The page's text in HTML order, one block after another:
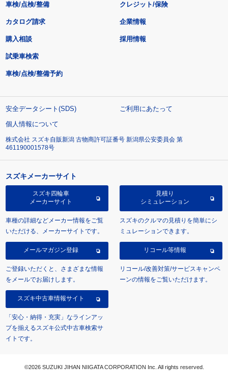
車検/点検/整備 クレジット/保険
カタログ請求
購入相談
試乗車検索
車検/点検/整備予約
企業情報
採用情報
安全データシート(SDS)
ご利用にあたって
個人情報について
株式会社 スズキ自販新潟 古物商許可証番号 新潟県公安委員会 第
461190001578号
スズキメーカーサイト
スズキ四輪車
メーカーサイト
車種の詳細などメーカー情報をご覧
いただける、メーカーサイトです。
見積り
シミュレーション
スズキのクルマの見積りを簡単にシ
ミュレーションできます。
メールマガジン登録
ご登録いただくと、さまざまな情報
をメールでお届けします。
リコール等情報
リコール/改善対策/サービスキャンペ
ーンの情報をご覧いただけます。
スズキ中古車情報サイト
「安心・納得・充実」なラインアッ
プを揃えるスズキ公式中古車検索サ
イトです。
©2026 SUZUKI JIHAN NIIGATA CORPORATION Inc. All rights reserved.